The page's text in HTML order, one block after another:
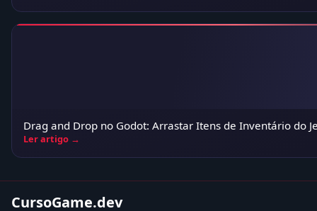
Drag and Drop no Godot: Arrastar Itens de Inventário do
Ler artigo →
CursoGame.dev